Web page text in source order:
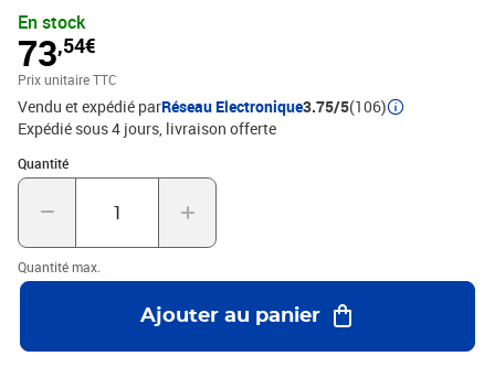
libre d au moins la quantite indiquee ci dessus est necessaire pour
telecharger ce jeu. La taille totale du jeu et les exigences de
stockage necessaires mentionnees ci dessus sont encore
provisoires et seront finalisees d ici septembre 2023.
En stock
73,54€
Prix unitaire TTC
Vendu et expédié parRéseau Electronique3.75/5(106)
Expédié sous 4 jours livraison offerte
Quantité
Quantité : 1
Quantité max.
Ajouter au panier